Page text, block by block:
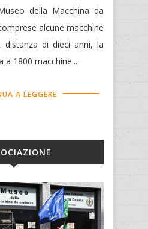
della Macchina da
alcune macchine
distanza di dieci anni, la
1800 macchine...
A LEGGERE